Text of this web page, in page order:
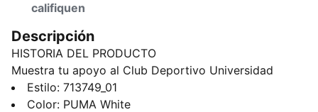
califiquen
Descripción
HISTORIA DEL PRODUCTO
Muestra tu apoyo al Club Deportivo Universidad
Católica con este jersey home. El tejido ligero y
transpirable te ayuda a mantenerte fresco desde el
Estilo: 713749_01
Color: PUMA White